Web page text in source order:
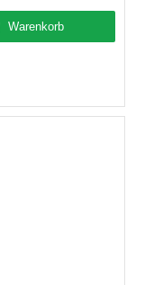
Warenkorb